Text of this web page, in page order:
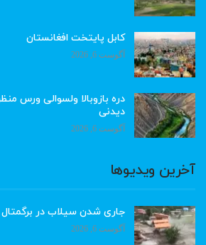
کابل پایتخت افغانستان
آگوست 6, 2026
دره بازوبالا ولسوالی ورس
دیدنی
آگوست 6, 2026
آخرین ویدیوها
جاری شدن سیلاب در
آگوست 6, 2026